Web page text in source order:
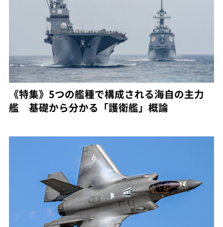
《特集》5つの艦種で構成される海自の主力
艦 基礎から分かる「護衛艦」概論